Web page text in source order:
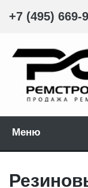
+7 (495) 669-
Меню